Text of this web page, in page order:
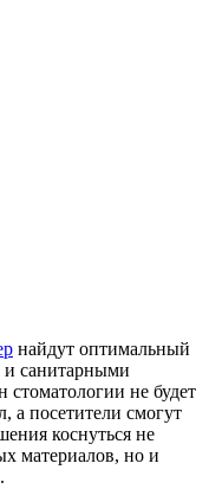
найдут оптимальный
санитарными
стоматологии не будет
а посетители смогут
коснуться не
материалов, но и